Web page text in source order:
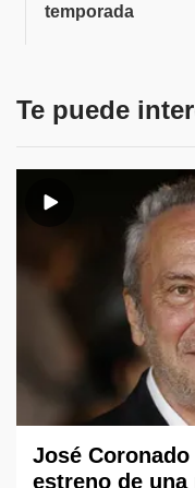
temporada
Te puede
José
estreno de